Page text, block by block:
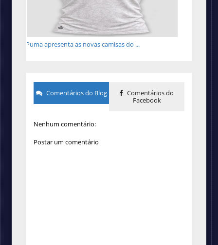
Puma apresenta as novas camisas do ...
Comentários do Blog
Comentários do
Facebook
Nenhum comentário:
Postar um comentário